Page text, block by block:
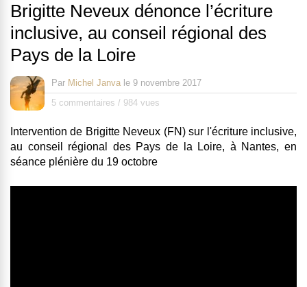
Brigitte Neveux dénonce l’écriture
inclusive, au conseil régional des
Pays de la Loire
Par Michel Janva le 9 novembre 2017
5 commentaires / 984 vues
Intervention de Brigitte Neveux (FN) sur l'écriture inclusive,
au conseil régional des Pays de la Loire, à Nantes, en
séance plénière du 19 octobre